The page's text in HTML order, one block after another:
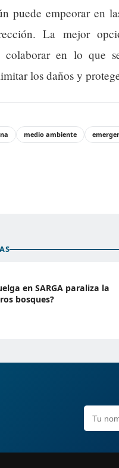
puede empeorar en
La mejor
colaborar en lo que
los daños y
medio ambiente
en SARGA paraliza la
bosques?